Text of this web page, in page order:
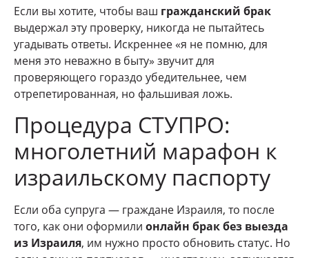
Если вы хотите, чтобы ваш гражданский брак
выдержал эту проверку, никогда не пытайтесь
угадывать ответы. Искреннее «я не помню, для
меня это неважно в быту» звучит для
проверяющего гораздо убедительнее, чем
отрепетированная, но фальшивая ложь.
Процедура СТУПРО:
многолетний марафон к
израильскому паспорту
Если оба супруга — граждане Израиля, то после
того, как они оформили онлайн брак без выезда
из Израиля, им нужно просто обновить статус. Но